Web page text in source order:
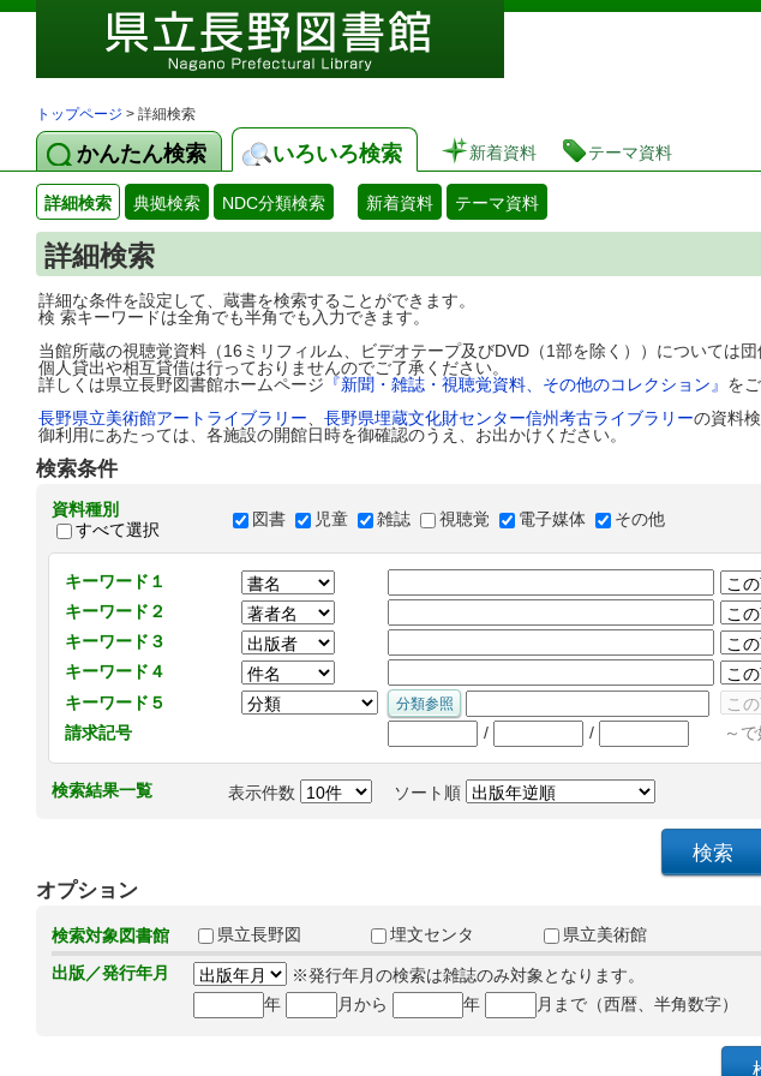
図書館 蔵書検索・予約
トップページ > 詳細検索
かんたん検索 いろいろ検索 新着資料 テーマ資料
詳細検索 典拠検索 NDC分類検索 新着資料 テーマ資料
詳細検索
詳細な条件を設定して、蔵書を検索することができます。
検 索キーワードは全角でも半角でも入力できます。
当館所蔵の視聴覚資料（16ミリフィルム、ビデオテープ及びDVD（1部を除く））については団
個人貸出や相互貸借は行っておりませんのでご了承ください。
詳しくは県立長野図書館ホームページ 『新聞・雑誌・視聴覚資料、その他のコレクション』 を
長野県立美術館アートライブラリー
長野県埋蔵文化財センター信州考古ライブラリーの資料
御利用にあたっては、各施設の開館日時を御確認のうえ、お出かけください。
検索条件
資料種別
すべて選択
図書 児童 雑誌 視聴覚 電子媒体 その他
キーワード１
キーワード２
キーワード３
キーワード４
キーワード５
請求記号
/ / ～
検索結果一覧 表示件数 ソート順
オプション
検索対象図書館 県立長野図 埋文センタ
県立美術館
出版／発行年月
※発行年月の検索は雑誌のみ対象となります。
年
月から 年 月まで（西暦、半角数字）